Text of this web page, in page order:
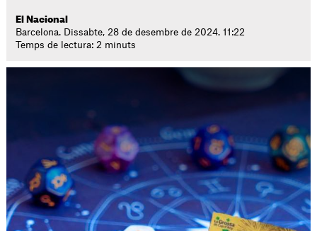
El Nacional
Barcelona. Dissabte, 28 de desembre de 2024. 11:22
Temps de lectura: 2 minuts